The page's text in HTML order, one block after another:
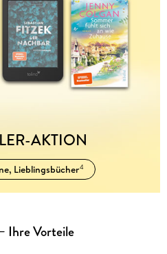
AKTION
Lieblingsbücher4
Ihre Vorteile